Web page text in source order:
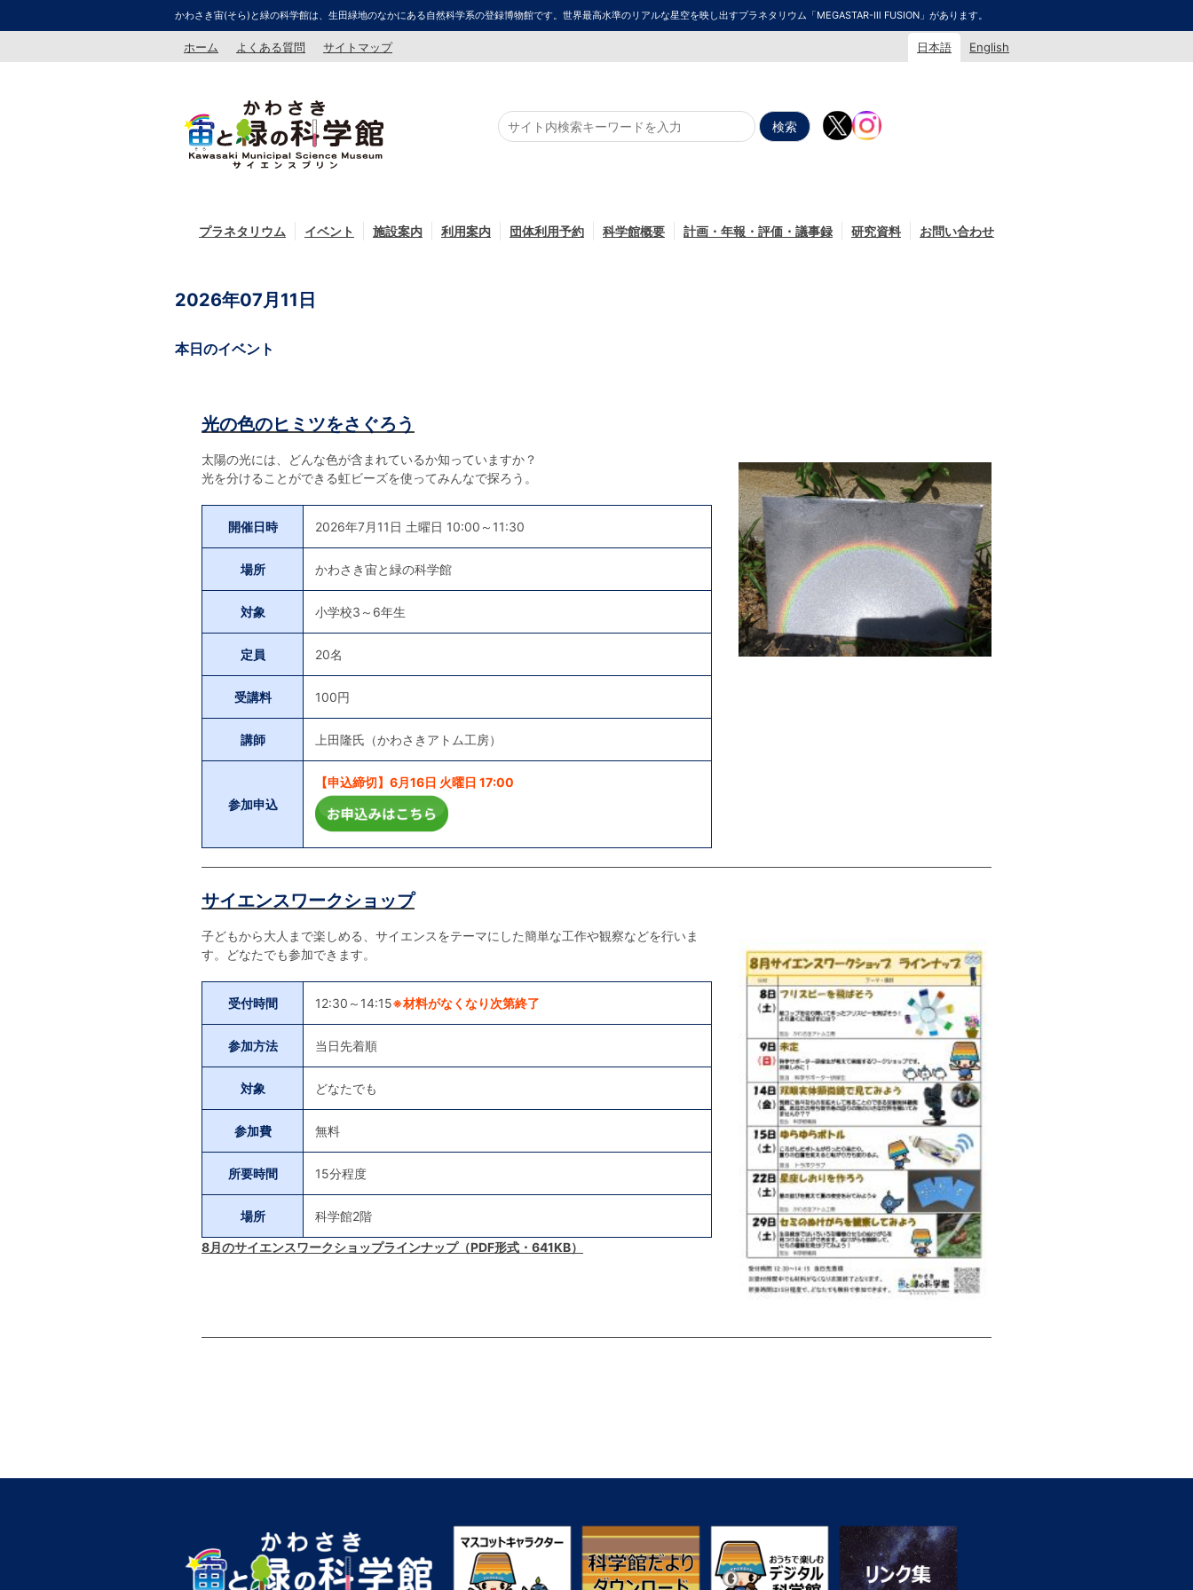
かわさき宙(そら)と緑の科学館は、生田緑地のなかにある自然科学系の登録博物館です。世界最高水準のリアルな星空を映し出すプラネタリウム「MEGASTAR-Ⅲ FUSION」があります。
ホーム よくある質問 サイトマップ 日本語 English
プラネタリウム イベント 施設案内 利用案内 団体利用予約 科学館概要 計画・年報・評価・議事録 研究資料 お問い合わせ
2026年07月11日
本日のイベント
光の色のヒミツをさぐろう
太陽の光には、どんな色が含まれているか知っていますか？
光を分けることができる虹ビーズを使ってみんなで探ろう。
開催日時 2026年7月11日 土曜日 10:00～11:30
場所 かわさき宙と緑の科学館
対象 小学校3～6年生
定員 20名
受講料 100円
講師 上田隆氏（かわさきアトム工房）
参加申込
【申込締切】6月16日 火曜日 17:00
サイエンスワークショップ
子どもから大人まで楽しめる、サイエンスをテーマにした簡単な工作や観察などを行いま
す。どなたでも参加できます。
受付時間 12:30～14:15※材料がなくなり次第終了
参加方法 当日先着順
対象 どなたでも
参加費 無料
所要時間 15分程度
場所 科学館2階
8月のサイエンスワークショップラインナップ（PDF形式・641KB）